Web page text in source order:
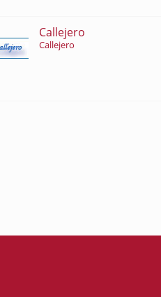
Callejero
Callejero